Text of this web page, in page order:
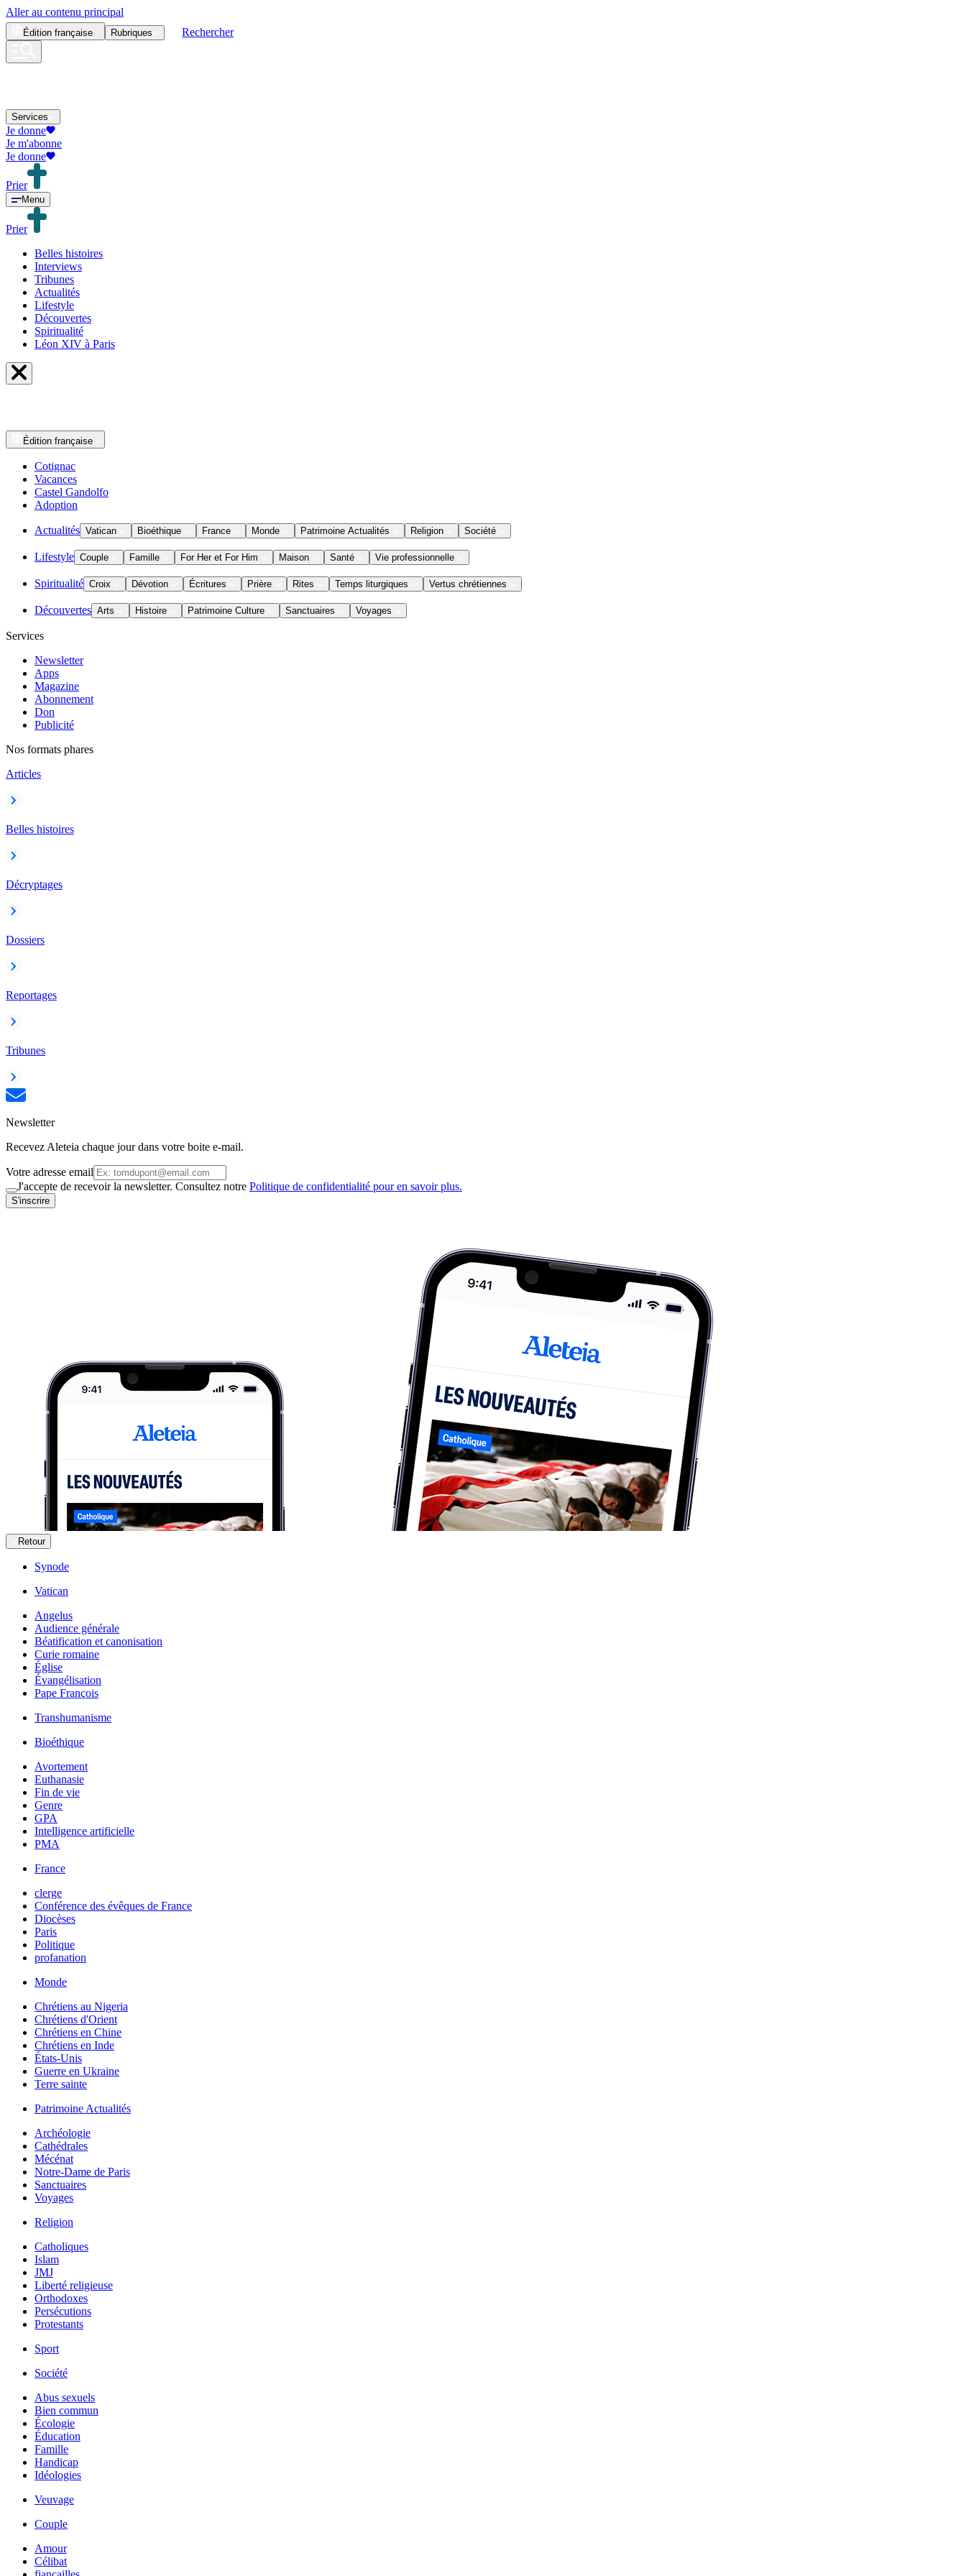
Aller au contenu principal
Édition française Rubriques Rechercher
Services
Je donne
Je m'abonne
Je donne
Prier
Menu
Prier
Belles histoires
Interviews
Tribunes
Actualités
Lifestyle
Découvertes
Spiritualité
Léon XIV à Paris
Édition française
Cotignac
Vacances
Castel Gandolfo
Adoption
Actualités Vatican Bioéthique France Monde Patrimoine Actualités Religion Société
Lifestyle Couple Famille For Her et For Him Maison Santé Vie professionnelle
Spiritualité Croix Dévotion Écritures Prière Rites Temps liturgiques Vertus chrétiennes
Découvertes Arts Histoire Patrimoine Culture Sanctuaires Voyages
Services
Newsletter
Apps
Magazine
Abonnement
Don
Publicité
Nos formats phares
Articles
Belles histoires
Décryptages
Dossiers
Reportages
Tribunes
Newsletter
Recevez Aleteia chaque jour dans votre boite e-mail.
Votre adresse email
J'accepte de recevoir la newsletter. Consultez notre Politique de confidentialité pour en savoir plus.
S'inscrire
Retour
Synode
Vatican
Angelus
Audience générale
Béatification et canonisation
Curie romaine
Église
Évangélisation
Pape François
Transhumanisme
Bioéthique
Avortement
Euthanasie
Fin de vie
Genre
GPA
Intelligence artificielle
PMA
France
clerge
Conférence des évêques de France
Diocèses
Paris
Politique
profanation
Monde
Chrétiens au Nigeria
Chrétiens d'Orient
Chrétiens en Chine
Chrétiens en Inde
États-Unis
Guerre en Ukraine
Terre sainte
Patrimoine Actualités
Archéologie
Cathédrales
Mécénat
Notre-Dame de Paris
Sanctuaires
Voyages
Religion
Catholiques
Islam
JMJ
Liberté religieuse
Orthodoxes
Persécutions
Protestants
Sport
Société
Abus sexuels
Bien commun
Écologie
Éducation
Famille
Handicap
Idéologies
Veuvage
Couple
Amour
Célibat